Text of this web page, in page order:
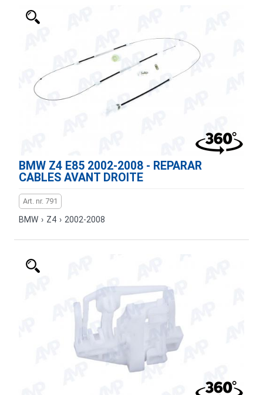
BMW Z4 E85 2002-2008 - REPARAR
CABLES AVANT DROITE
Art. nr. 791
BMW › Z4 › 2002-2008